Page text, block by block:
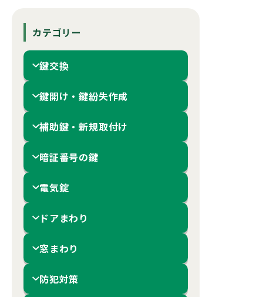
カテゴリー
鍵交換
鍵開け・鍵紛失作成
補助鍵・新規取付け
暗証番号の鍵
電気錠
ドアまわり
窓まわり
防犯対策